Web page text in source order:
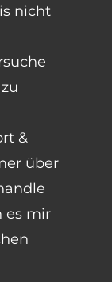
nicht
&
über
es mir